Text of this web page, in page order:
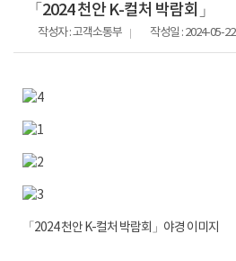
「2024 천안 K-컬처 박람회」
작성자 : 고객소통부 작성일 : 2024-05-22
「2024 천안 K-컬처 박람회」야경 이미지